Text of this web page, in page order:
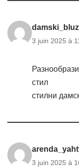
3 juin 2025 à
стил
стилни
3 juin 2025 à